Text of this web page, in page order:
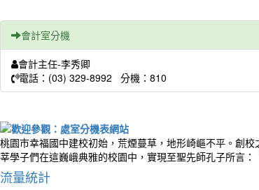
會計室分機
會計主任-李秀卿
電話：(03) 329-8992 分機：810
桃園市幸福國中建校初始，荒煙蔓草，地形崎嶇不平。創
莘學子們在這巍峨典雅的校園中，實現至聖先師孔子所言
流量統計